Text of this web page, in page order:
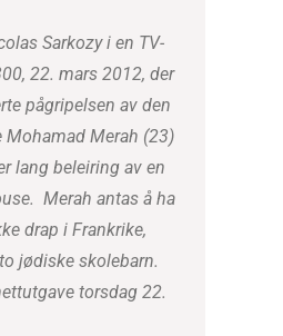
Sarkozy i en TV-
22. mars 2012, der
pågripelsen av den
Merah (23)
lang beleiring av en
Merah antas å ha
drap i Frankrike,
jødiske skolebarn.
torsdag 22.